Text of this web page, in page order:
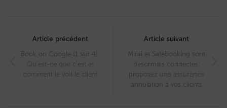
navigation
Article précédent
Book on Google (1 sur 4):
Qu’est-ce que c’est et
comment le voit le client
Article suivant
Mirai et Safebooking sont
désormais connectés:
proposez une assurance
annulation à vos clients